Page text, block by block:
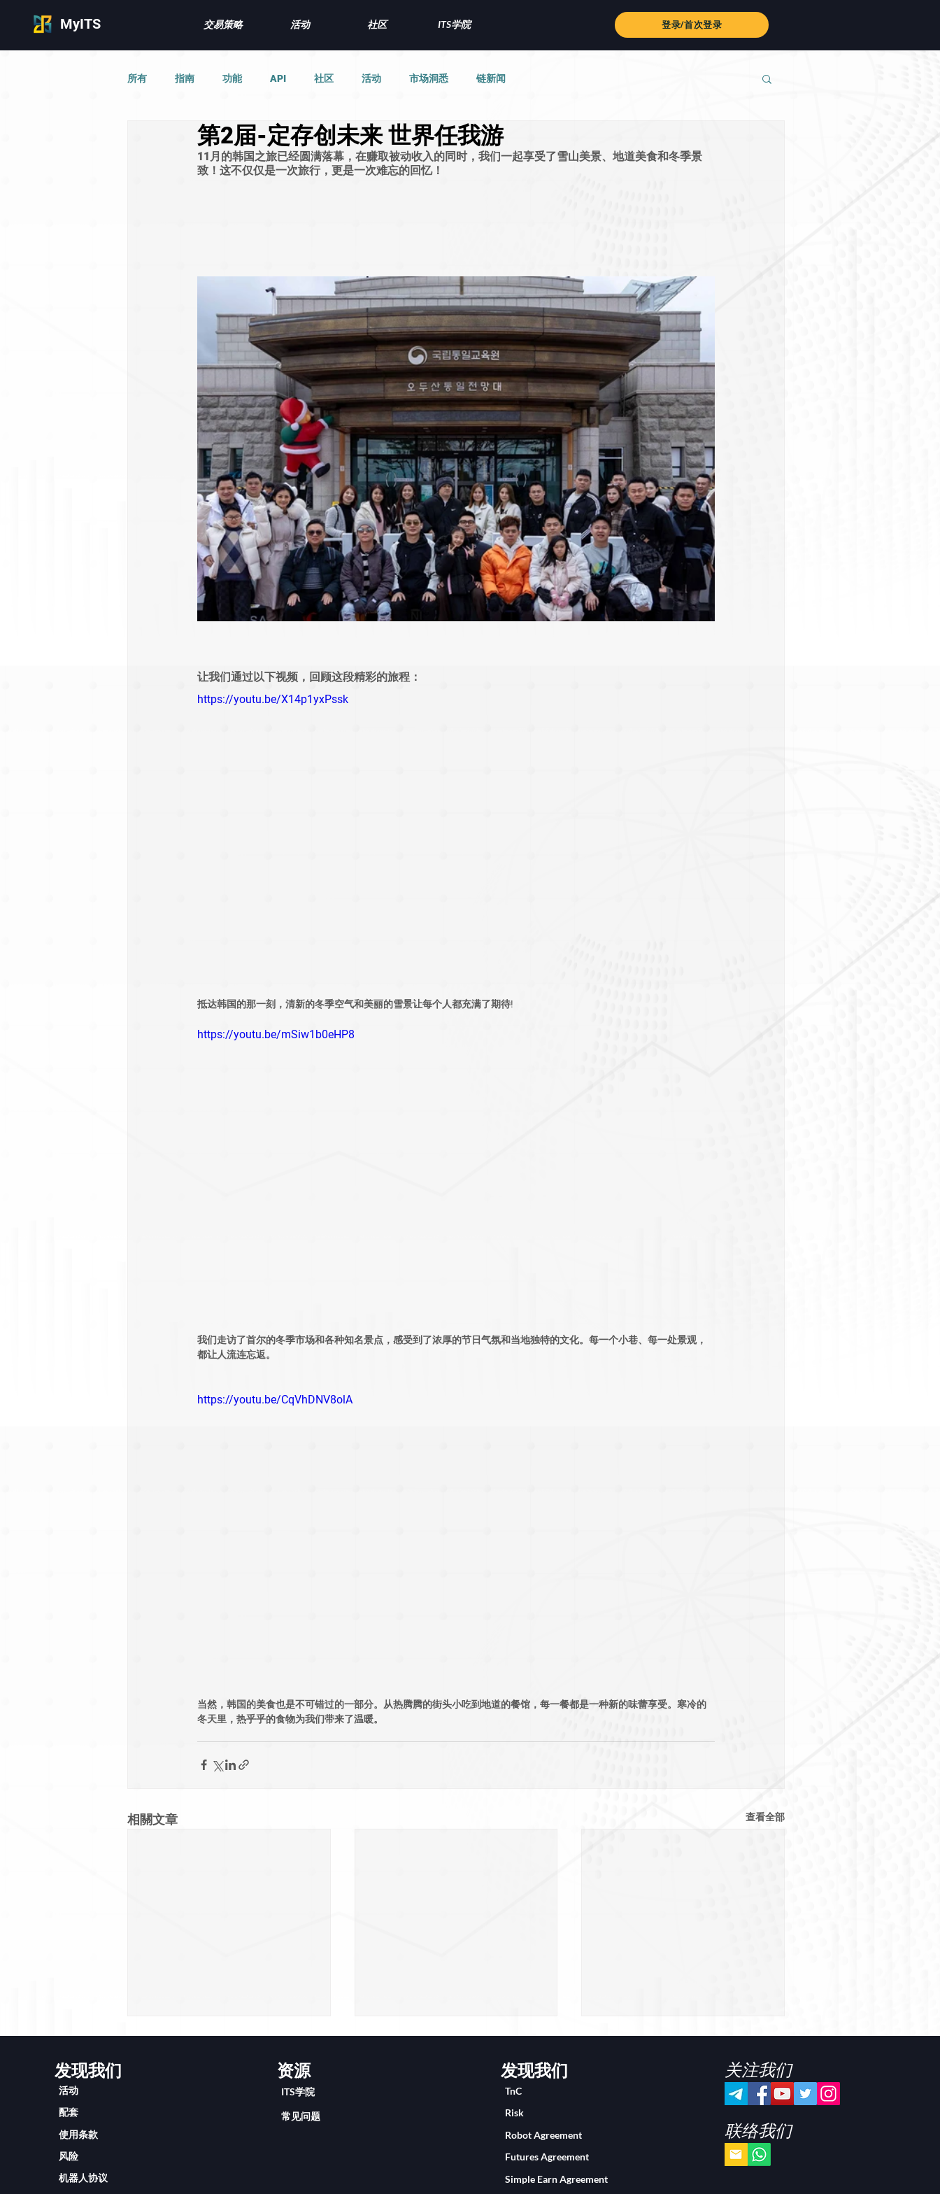
MyITS 交易策略 活动 社区 ITS学院 登录/首次登录
所有 指南 功能 API 社区 活动 市场洞悉 链新闻
第2届-定存创未来 世界任我游
11月的韩国之旅已经圆满落幕，在赚取被动收入的同时，我们一起享受了雪山美景、地道美食和冬季景
致！这不仅仅是一次旅行，更是一次难忘的回忆！
让我们通过以下视频，回顾这段精彩的旅程：
https://youtu.be/X14p1yxPssk
抵达韩国的那一刻，清新的冬季空气和美丽的雪景让每个人都充满了期待!
https://youtu.be/mSiw1b0eHP8
我们走访了首尔的冬季市场和各种知名景点，感受到了浓厚的节日气氛和当地独特的文化。每一个小巷、每一处景观，
都让人流连忘返。
https://youtu.be/CqVhDNV8olA
当然，韩国的美食也是不可错过的一部分。从热腾腾的街头小吃到地道的餐馆，每一餐都是一种新的味蕾享受。寒冷的
冬天里，热乎乎的食物为我们带来了温暖。
相關文章 查看全部
2024年6月 第2届-3天2夜海岛
2024年4月 第1届-3天2夜海岛
发现我们
活动
配套
使用条款
风险
机器人协议
资源
ITS学院
常见问题
发现我们
TnC
Risk
Robot Agreement
Futures Agreement
Simple Earn Agreement
关注我们
联络我们